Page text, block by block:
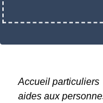
Accueil particuliers
aides aux